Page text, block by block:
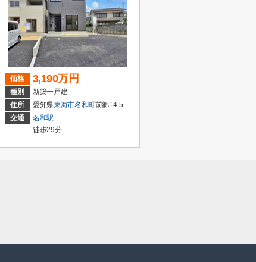
価格 3,190万円
種別
新築一戸建
住所
愛知県東海市名和町前郷14-5
交通
名和駅
徒歩29分